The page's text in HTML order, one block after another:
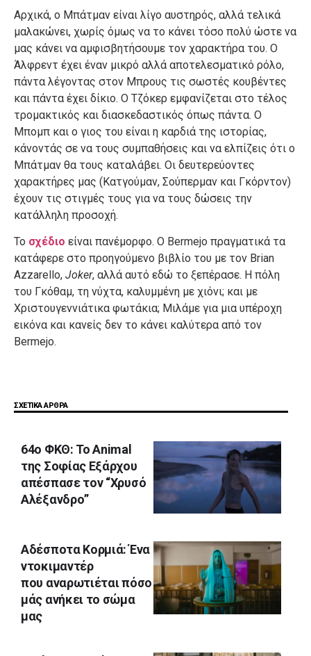
Αρχικά, ο Μπάτμαν είναι λίγο αυστηρός, αλλά τελικά
μαλακώνει, χωρίς όμως να το κάνει τόσο πολύ ώστε να
μας κάνει να αμφισβητήσουμε τον χαρακτήρα του. Ο
Άλφρεντ έχει έναν μικρό αλλά αποτελεσματικό ρόλο,
πάντα λέγοντας στον Μπρους τις σωστές κουβέντες
και πάντα έχει δίκιο. Ο Τζόκερ εμφανίζεται στο τέλος
τρομακτικός και διασκεδαστικός όπως πάντα. Ο
Μπομπ και ο γιος του είναι η καρδιά της ιστορίας,
κάνοντάς σε να τους συμπαθήσεις και να ελπίζεις ότι ο
Μπάτμαν θα τους καταλάβει. Οι δευτερεύοντες
χαρακτήρες μας (Κατγούμαν, Σούπερμαν και Γκόρντον)
έχουν τις στιγμές τους για να τους δώσεις την
κατάλληλη προσοχή.
Το σχέδιο είναι πανέμορφο. Ο Bermejo πραγματικά τα
κατάφερε στο προηγούμενο βιβλίο του με τον Brian
Azzarello, Joker, αλλά αυτό εδώ το ξεπέρασε. Η πόλη
του Γκόθαμ, τη νύχτα, καλυμμένη με χιόνι; και με
Χριστουγεννιάτικα φωτάκια; Μιλάμε για μια υπέροχη
εικόνα και κανείς δεν το κάνει καλύτερα από τον
Bermejo.
ΣΧΕΤΙΚΑ ΑΡΘΡΑ
64ο ΦΚΘ: Το Animal
της Σοφίας Εξάρχου
απέσπασε τον “Χρυσό
Αλέξανδρο”
Αδέσποτα Κορμιά: Ένα
ντοκιμαντέρ
που αναρωτιέται πόσο
μάς ανήκει το σώμα
μας